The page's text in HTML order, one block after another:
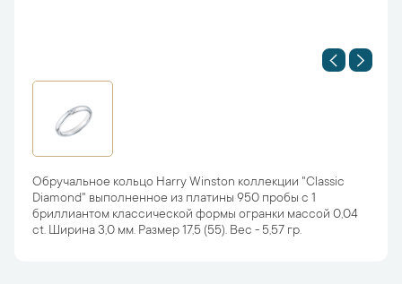
Обручальное кольцо Harry Winston коллекции "Classic
Diamond" выполненное из платины 950 пробы с 1
бриллиантом классической формы огранки массой 0,04
ct. Ширина 3,0 мм. Размер 17,5 (55). Вес - 5,57 гр.